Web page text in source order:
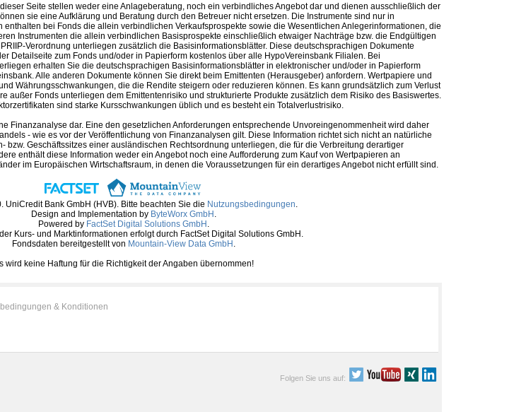
Seite stellen weder eine Anlageberatung, noch ein verbindliches Angebot dar und dienen ausschließlich der
sie eine Aufklärung und Beratung durch den Betreuer nicht ersetzen. Die Instrumente sind nur in
bei Fonds die allein verbindlichen Verkaufsprospekte sowie die Wesentlichen Anlegerinformationen, die
Instrumenten die allein verbindlichen Basisprospekte einschließlich etwaiger Nachträge bzw. die Endgültigen
Verordnung unterliegen zusätzlich die Basisinformationsblätter. Diese deutschsprachigen Dokumente
Detailseite zum Fonds und/oder in Papierform kostenlos über alle HypoVereinsbank Filialen. Bei
erhalten Sie die deutschsprachigen Basisinformationsblätter in elektronischer und/oder in Papierform
Alle anderen Dokumente können Sie direkt beim Emittenten (Herausgeber) anfordern. Wertpapiere und
Währungsschwankungen, die die Rendite steigern oder reduzieren können. Es kann grundsätzlich zum Verlust
außer Fonds unterliegen dem Emittentenrisiko und strukturierte Produkte zusätzlich dem Risiko des Basiswertes.
sind starke Kursschwankungen üblich und es besteht ein Totalverlustrisiko.
Finanzanalyse dar. Eine den gesetzlichen Anforderungen entsprechende Unvoreingenommenheit wird daher
- wie es vor der Veröffentlichung von Finanzanalysen gilt. Diese Information richtet sich nicht an natürliche
bzw. Geschäftssitzes einer ausländischen Rechtsordnung unterliegen, die für die Verbreitung derartiger
enthält diese Information weder ein Angebot noch eine Aufforderung zum Kauf von Wertpapieren an
im Europäischen Wirtschaftsraum, in denen die Voraussetzungen für ein derartiges Angebot nicht erfüllt sind.
UniCredit Bank GmbH (HVB). Bitte beachten Sie die Nutzungsbedingungen
Design and Implementation by ByteWorx GmbH
Powered by FactSet Digital Solutions GmbH
Kurs- und Marktinformationen erfolgt durch FactSet Digital Solutions GmbH.
Fondsdaten bereitgestellt von Mountain-View Data GmbH
wird keine Haftung für die Richtigkeit der Angaben übernommen!
& Konditionen
Folgen Sie uns auf: